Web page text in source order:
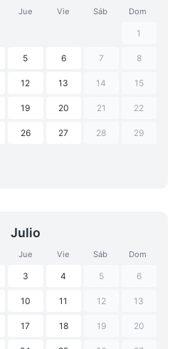
Jue Vie Sáb Dom
1
5 6 7 8
12 13 14 15
19 20 21 22
26 27 28 29
Julio
Jue Vie Sáb Dom
3 4 5 6
10 11 12 13
17 18 19 20